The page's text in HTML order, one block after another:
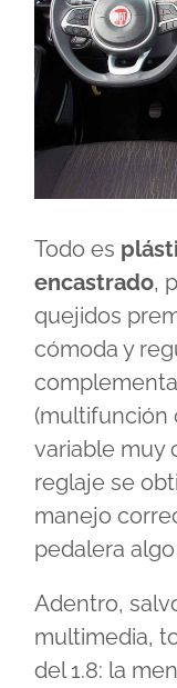
Todo es
encastrado,
quejidos
cómoda y
(multifunción
variable muy
reglaje se
manejo
pedalera
Adentro,
multimedia,
del 1.8: la